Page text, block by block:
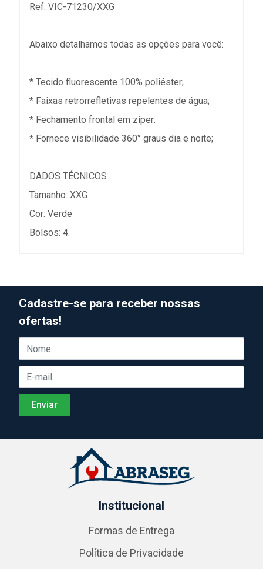
Ref. VIC-71230/XXG
Abaixo detalhamos todas as opções para você:
* Tecido fluorescente 100% poliéster;
* Faixas retrorrefletivas repelentes de água;
* Fechamento frontal em zíper:
* Fornece visibilidade 360° graus dia e noite;
DADOS TÉCNICOS
Tamanho: XXG
Cor: Verde
Bolsos: 4.
Cadastre-se para receber nossas
ofertas!
Institucional
Formas de Entrega
Política de Privacidade